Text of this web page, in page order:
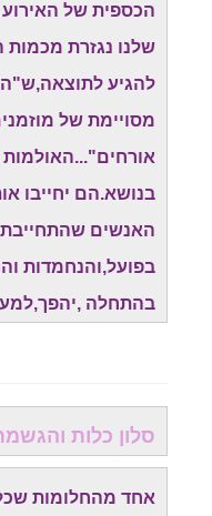
הכספית של האירוע
שלנו נגזרת מכמות
להגיע
מסויימת של
אורחים"...האולמות
בנושא.הם יחייבו
האנשים
בפועל,והנחמדות
בהתחלה
סלון כלות
אחד מהחלומות